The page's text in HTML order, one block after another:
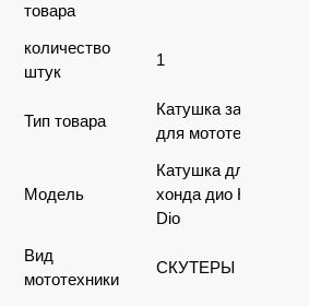
товара
количество
штук
1
Тип товара
Катушка зажигания
для мототехники
Модель
Катушка для скутера
хонда дио HONDA
Dio
Вид
мототехники
СКУТЕРЫ